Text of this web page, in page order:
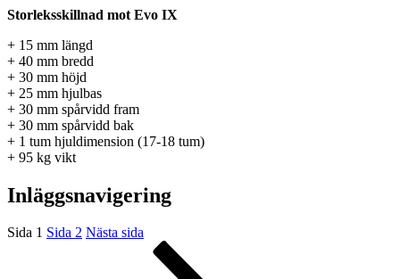
Storleksskillnad mot Evo IX
+ 15 mm längd
+ 40 mm bredd
+ 30 mm höjd
+ 25 mm hjulbas
+ 30 mm spårvidd fram
+ 30 mm spårvidd bak
+ 1 tum hjuldimension (17-18 tum)
+ 95 kg vikt
Inläggsnavigering
Sida 1 Sida 2 Nästa sida